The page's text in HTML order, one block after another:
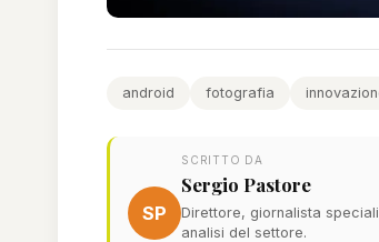
android fotografia
SP
SCRITTO DA
Sergio Pastore
Direttore, giornalista
analisi del settore.